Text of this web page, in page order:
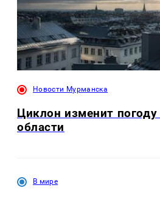
Новости Мурманска
Циклон изменит
области
В мире